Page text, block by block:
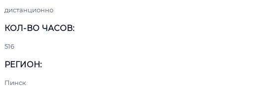
дистанционно
КОЛ-ВО ЧАСОВ:
516
РЕГИОН:
Пинск